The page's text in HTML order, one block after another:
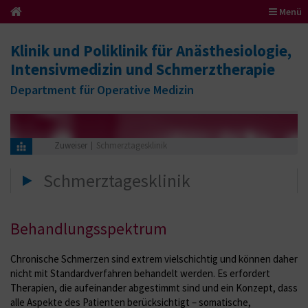
Menü
Klinik und Poliklinik für Anästhesiologie,
Intensivmedizin und Schmerztherapie
Department für Operative Medizin
Zuweiser Schmerztagesklinik
Schmerztagesklinik
Behandlungsspektrum
Chronische Schmerzen sind extrem vielschichtig und können daher
nicht mit Standardverfahren behandelt werden. Es erfordert
Therapien, die aufeinander abgestimmt sind und ein Konzept, dass
alle Aspekte des Patienten berücksichtigt – somatische,